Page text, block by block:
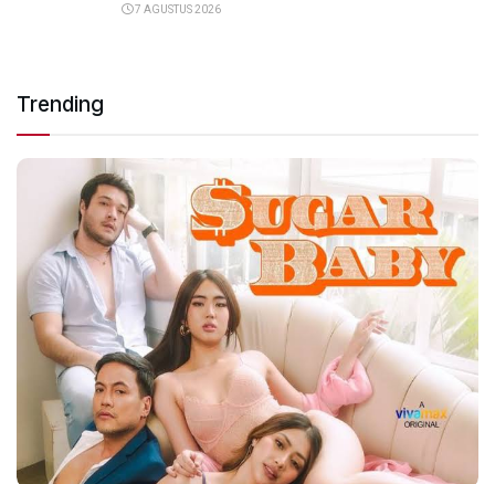
7 AGUSTUS 2026
Trending